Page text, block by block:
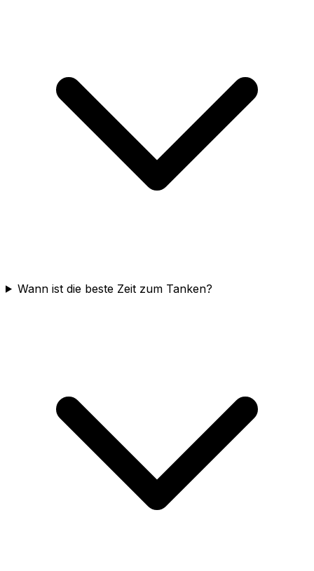
Wann ist die beste Zeit zum Tanken?